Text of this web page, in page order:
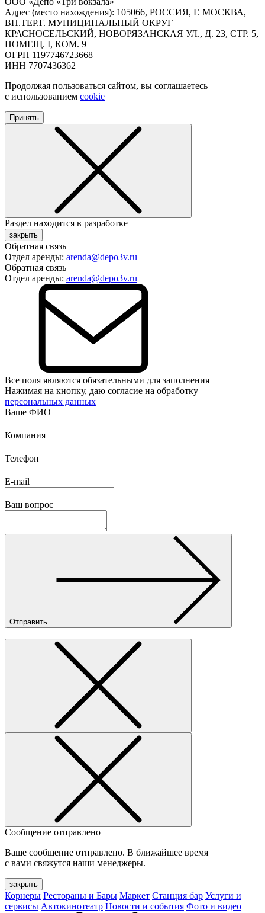
Адрес (место нахождения): 105066, РОССИЯ, Г. МОСКВА,
ВН.ТЕР.Г. МУНИЦИПАЛЬНЫЙ ОКРУГ
КРАСНОСЕЛЬСКИЙ, НОВОРЯЗАНСКАЯ УЛ., Д. 23, СТР. 5,
ПОМЕЩ. I, КОМ. 9
ОГРН 1197746723668
ИНН 7707436362
Продолжая пользоваться сайтом, вы соглашаетесь
с использованием cookie
Принять
Раздел находится в разработке
закрыть
Обратная связь
Отдел аренды: arenda@depo3v.ru
Обратная связь
Отдел аренды: arenda@depo3v.ru
Все поля являются обязательными для заполнения
Нажимая на кнопку, даю согласие на обработку
персональных данных
Ваше ФИО
Компания
Телефон
E-mail
Ваш вопрос
Отправить
Сообщение отправлено
Ваше сообщение отправлено. В ближайшее время
с вами свяжутся наши менеджеры.
закрыть
Корнеры Рестораны и Бары Маркет Станция бар Услуги и
сервисы Автокинотеатр Новости и события Фото и видео